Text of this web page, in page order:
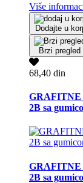
Više
Dodajte u
Brzi pregled
68,40 din
2B sa
2B sa